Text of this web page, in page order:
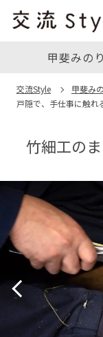
甲斐みの
交流Style 甲斐み
戸隠で、手仕事に触れ
竹細工の